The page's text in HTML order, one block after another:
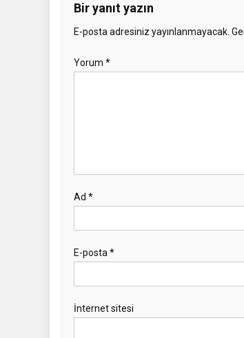
Bir yanıt yazın
E-posta adresiniz yayınlanmayacak.
Yorum *
Ad *
E-posta *
İnternet sitesi